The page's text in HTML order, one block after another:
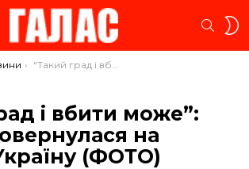
“Такий град і вбити може”: негода повернулася на Західну Україну (ФОТО)
і вбити може”:
на
(ФОТО)